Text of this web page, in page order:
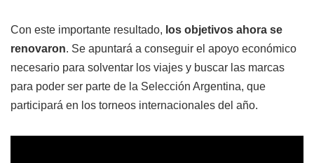
Con este importante resultado, los objetivos ahora se
renovaron. Se apuntará a conseguir el apoyo económico
necesario para solventar los viajes y buscar las marcas
para poder ser parte de la Selección Argentina, que
participará en los torneos internacionales del año.